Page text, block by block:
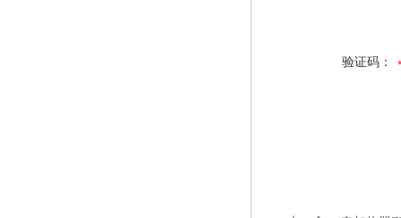
验证码：